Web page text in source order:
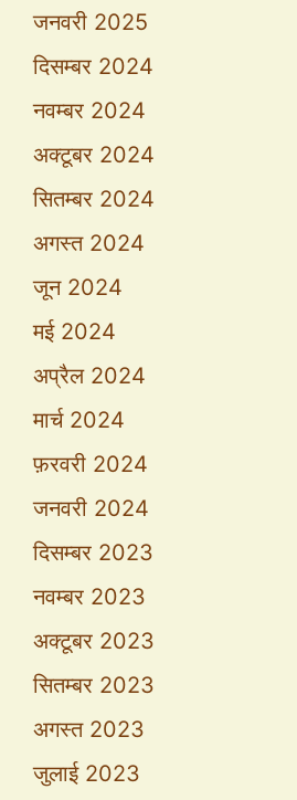
जनवरी 2025
दिसम्बर 2024
नवम्बर 2024
अक्टूबर 2024
सितम्बर 2024
अगस्त 2024
जून 2024
मई 2024
अप्रैल 2024
मार्च 2024
फ़रवरी 2024
जनवरी 2024
दिसम्बर 2023
नवम्बर 2023
अक्टूबर 2023
सितम्बर 2023
अगस्त 2023
जुलाई 2023